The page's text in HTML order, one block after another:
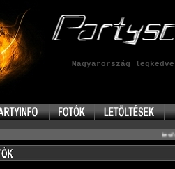
Magyarország
test':